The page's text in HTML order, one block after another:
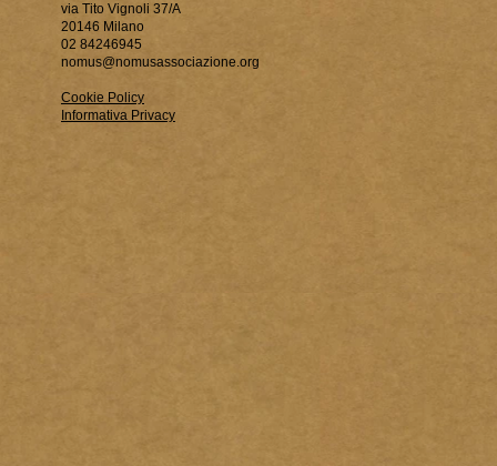
via Tito Vignoli 37/A
20146 Milano
02 84246945
nomus@nomusassociazione.org
Cookie Policy
Informativa Privacy